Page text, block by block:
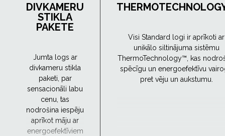
DIVKAMERU
STIKLA
PAKETE
Jumta logs ar
divkameru stikla
paketi, par
sensacionāli labu
cenu, tas
nodrošina iespēju
aprīkot māju ar
energoefektīviem
Visi Standard logi ir aprīkoti ar
unikālo siltinājuma sistēmu
ThermoTechnology™, kas
spēcīgu un energoefektīvu
pret vēju un aukstumu.